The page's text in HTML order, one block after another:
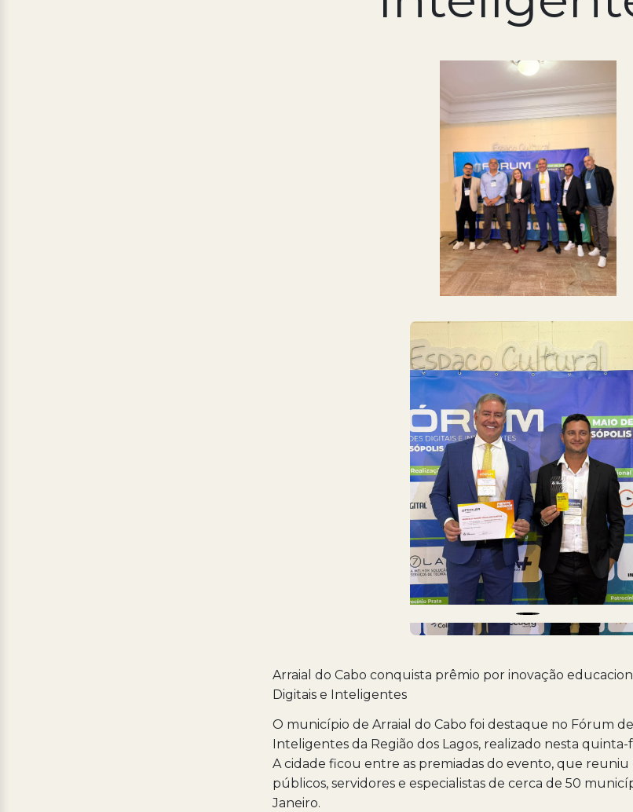
Arraial do Cabo conquista prêmio por inovação
Digitais e Inteligentes
O município de Arraial do Cabo foi destaque no Fórum de
Inteligentes da Região dos Lagos, realizado nesta quinta-
A cidade ficou entre as premiadas do evento, que reuniu
públicos, servidores e especialistas de cerca de 50
Janeiro.